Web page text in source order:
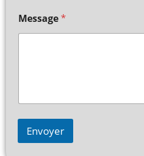
Message*
Envoyer